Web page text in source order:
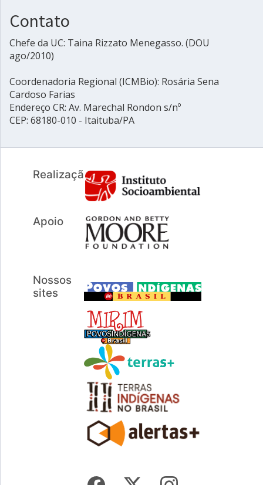
Contato
Chefe da UC: Taina Rizzato Menegasso. (DOU
ago/2010)
Coordenadoria Regional (ICMBio): Rosária Sena
Cardoso Farias
Endereço CR: Av. Marechal Rondon s/nº
CEP: 68180-010 - Itaituba/PA